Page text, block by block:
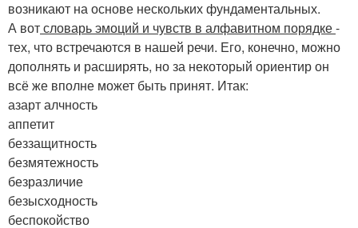
возникают на основе нескольких фундаментальных.
А вотсловарь эмоций и чувств в алфавитном порядке-
тех, что встречаются в нашей речи. Его, конечно, можно
дополнять и расширять, но за некоторый ориентир он
всё же вполне может быть принят. Итак:
азарталчность
аппетит
беззащитность
безмятежность
безразличие
безысходность
беспокойство